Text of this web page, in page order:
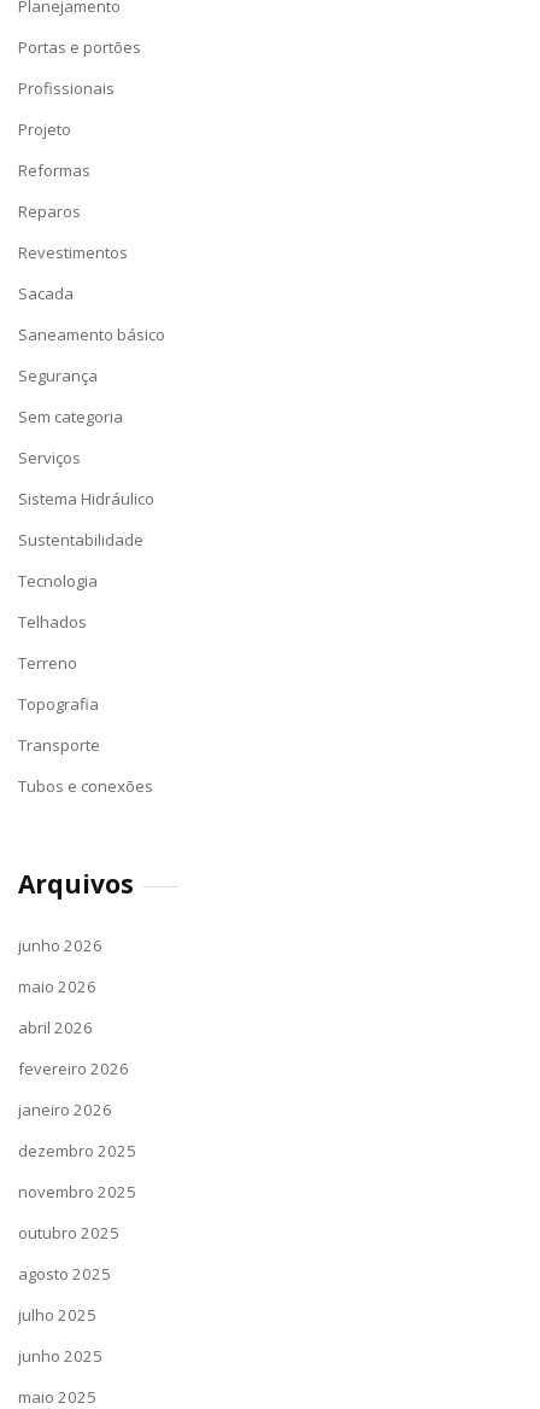
Planejamento
Portas e portões
Profissionais
Projeto
Reformas
Reparos
Revestimentos
Sacada
Saneamento básico
Segurança
Sem categoria
Serviços
Sistema Hidráulico
Sustentabilidade
Tecnologia
Telhados
Terreno
Topografia
Transporte
Tubos e conexões
Arquivos
junho 2026
maio 2026
abril 2026
fevereiro 2026
janeiro 2026
dezembro 2025
novembro 2025
outubro 2025
agosto 2025
julho 2025
junho 2025
maio 2025